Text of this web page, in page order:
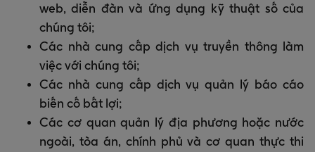
web, diễn đàn và ứng dụng kỹ thuật số của
chúng tôi;
Các nhà cung cấp dịch vụ truyền thông làm
việc với chúng tôi;
Các nhà cung cấp dịch vụ quản lý báo cáo
biến cố bất lợi;
Các cơ quan quản lý địa phương hoặc nước
ngoài, tòa án, chính phủ và cơ quan thực thi